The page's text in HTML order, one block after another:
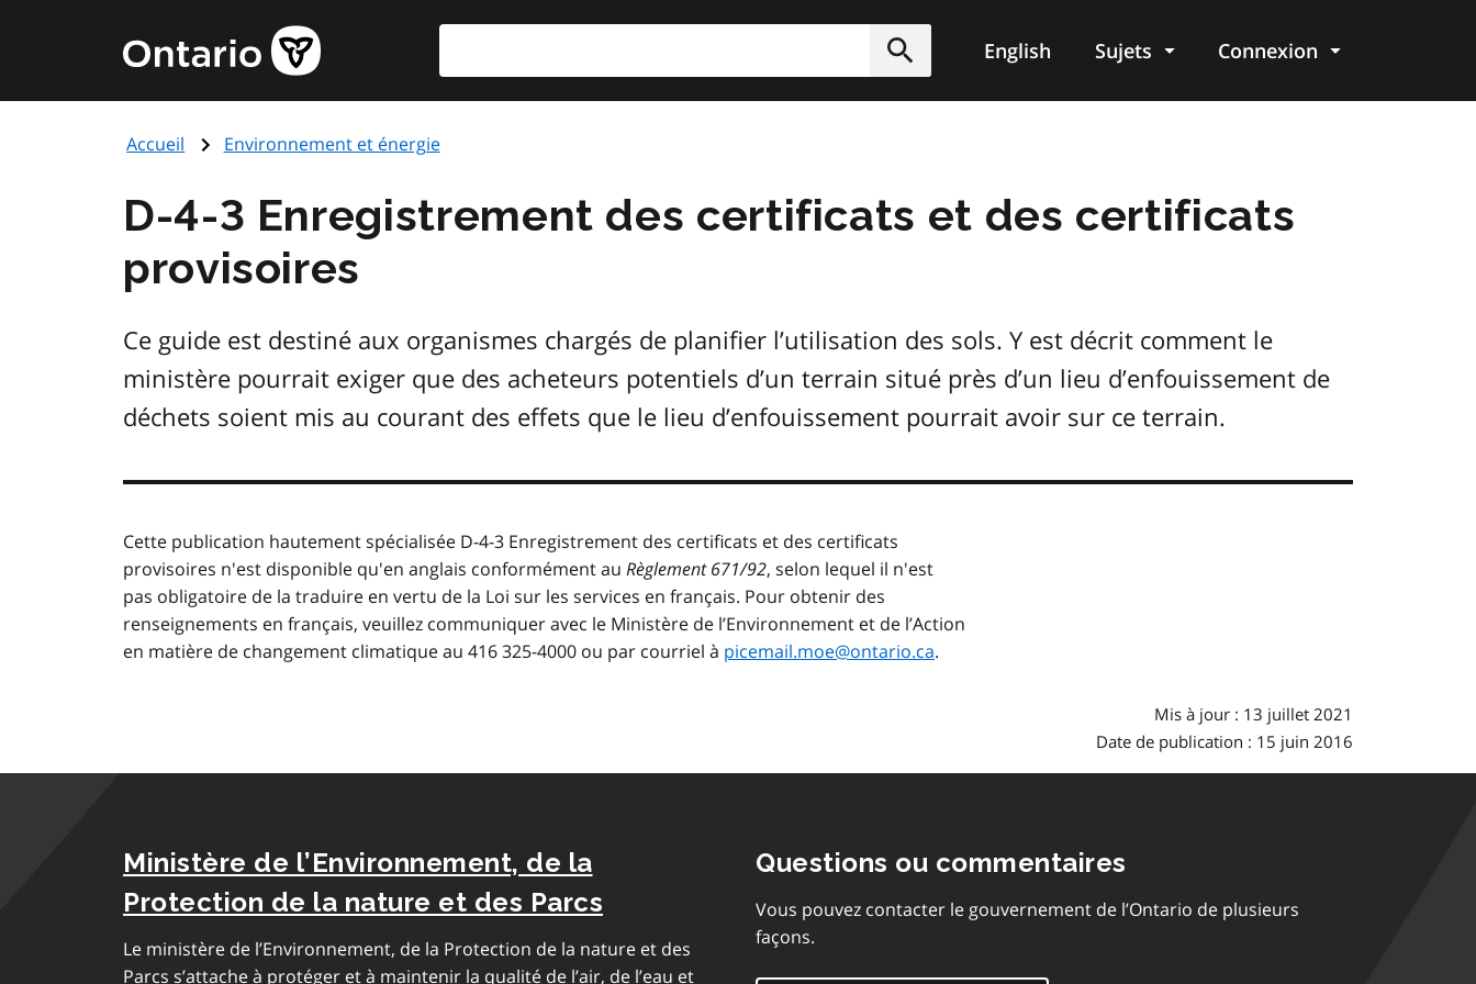
principal
Page
d'accueil
de
Soumettre
English Sujets Connexion
Accueil Environnement et énergie
D-4-3 Enregistrement des certificats et des certificats
provisoires
Ce guide est destiné aux organismes chargés de planifier l’utilisation des sols. Y est décrit comment le
ministère pourrait exiger que des acheteurs potentiels d’un terrain situé près d’un lieu d’enfouissement de
déchets soient mis au courant des effets que le lieu d’enfouissement pourrait avoir sur ce terrain.
Cette publication hautement spécialisée D-4-3 Enregistrement des certificats et des certificats
provisoires n'est disponible qu'en anglais conformément au Règlement 671/92, selon lequel il n'est
pas obligatoire de la traduire en vertu de la Loi sur les services en français. Pour obtenir des
renseignements en français, veuillez communiquer avec le Ministère de l’Environnement et de l’Action
en matière de changement climatique au 416 325-4000 ou par courriel à picemail.moe@ontario.ca.
Mis à jour : 13 juillet 2021
Date de publication : 15 juin 2016
Ministère de l’Environnement, de la
Protection de la nature et des Parcs
Le ministère de l’Environnement, de la Protection de la nature et des
Parcs s’attache à protéger et à maintenir la qualité de l’air, de l’eau et
Questions ou commentaires
Vous pouvez contacter le gouvernement de l’Ontario de plusieurs
façons.